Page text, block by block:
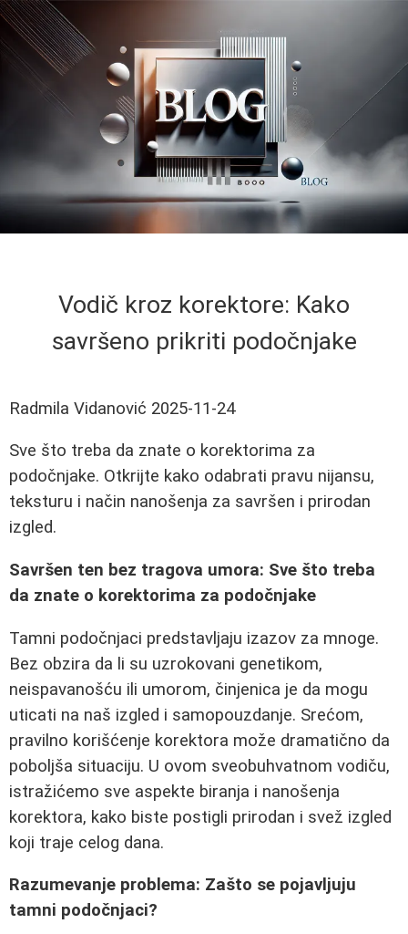
Vodič kroz korektore: Kako
savršeno prikriti podočnjake
Radmila Vidanović 2025-11-24
Sve što treba da znate o korektorima za
podočnjake. Otkrijte kako odabrati pravu nijansu,
teksturu i način nanošenja za savršen i prirodan
izgled.
Savršen ten bez tragova umora: Sve što treba
da znate o korektorima za podočnjake
Tamni podočnjaci predstavljaju izazov za mnoge.
Bez obzira da li su uzrokovani genetikom,
neispavanošću ili umorom, činjenica je da mogu
uticati na naš izgled i samopouzdanje. Srećom,
pravilno korišćenje korektora može dramatično da
poboljša situaciju. U ovom sveobuhvatnom vodiču,
istražićemo sve aspekte biranja i nanošenja
korektora, kako biste postigli prirodan i svež izgled
koji traje celog dana.
Razumevanje problema: Zašto se pojavljuju
tamni podočnjaci?